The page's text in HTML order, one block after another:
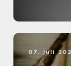
07. juli